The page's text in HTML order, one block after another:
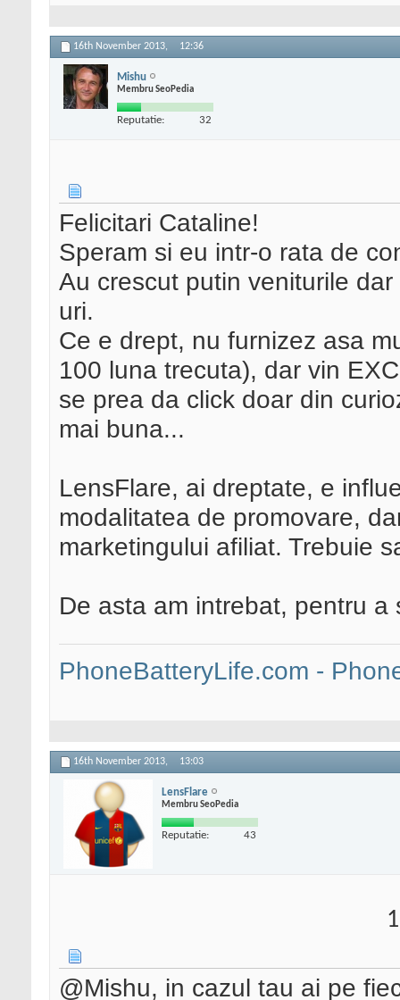
16th November 2013, 12:36
Mishu
Membru SeoPedia
Reputatie: 32
Felicitari Cataline!
Speram si eu intr-o rata de
Au crescut putin veniturile
uri.
Ce e drept, nu furnizez asa
100 luna trecuta), dar vin
se prea da click doar din
mai buna...
LensFlare, ai dreptate, e
modalitatea de promovare,
marketingului afiliat. Trebuie
De asta am intrebat, pentru a
PhoneBatteryLife.com -
16th November 2013, 13:03
LensFlare
Membru SeoPedia
Reputatie: 43
@Mishu, in cazul tau ai pe